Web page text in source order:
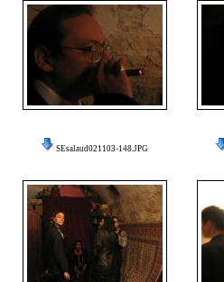
SEsalaud021103-148.JPG